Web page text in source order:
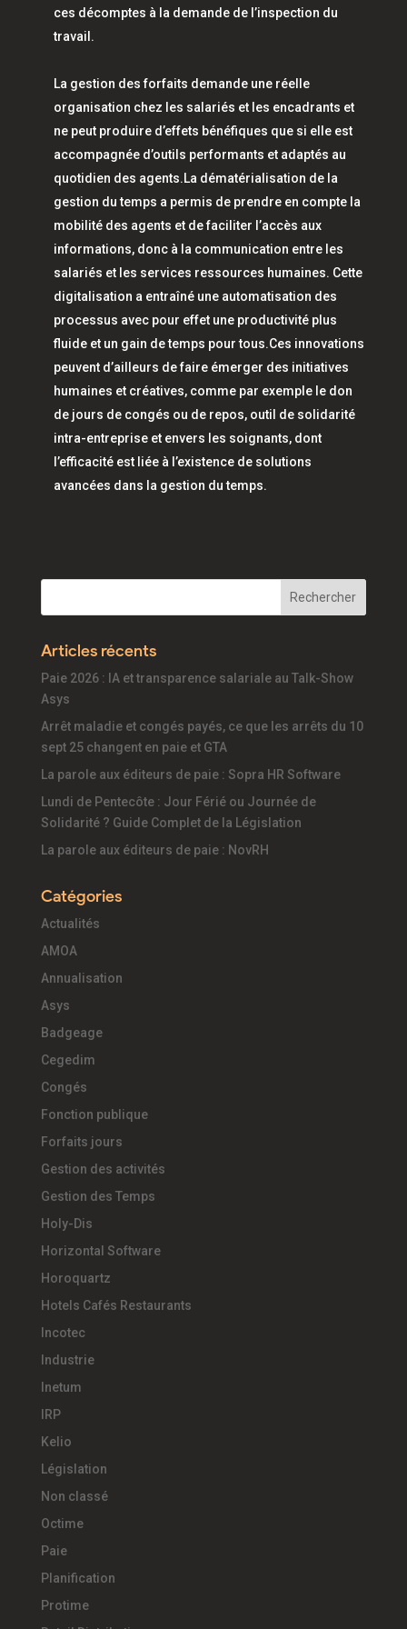
ces décomptes à la demande de l’inspection du
travail.
La gestion des forfaits demande une réelle
organisation chez les salariés et les encadrants et
ne peut produire d’effets bénéfiques que si elle est
accompagnée d’outils performants et adaptés au
quotidien des agents.La dématérialisation de la
gestion du temps a permis de prendre en compte la
mobilité des agents et de faciliter l’accès aux
informations, donc à la communication entre les
salariés et les services ressources humaines. Cette
digitalisation a entraîné une automatisation des
processus avec pour effet une productivité plus
fluide et un gain de temps pour tous.Ces innovations
peuvent d’ailleurs de faire émerger des initiatives
humaines et créatives, comme par exemple le don
de jours de congés ou de repos, outil de solidarité
intra-entreprise et envers les soignants, dont
l’efficacité est liée à l’existence de solutions
avancées dans la gestion du temps.
Articles récents
Paie 2026 : IA et transparence salariale au Talk-Show
Asys
Arrêt maladie et congés payés, ce que les arrêts du 10
sept 25 changent en paie et GTA
La parole aux éditeurs de paie : Sopra HR Software
Lundi de Pentecôte : Jour Férié ou Journée de
Solidarité ? Guide Complet de la Législation
La parole aux éditeurs de paie : NovRH
Catégories
Actualités
AMOA
Annualisation
Asys
Badgeage
Cegedim
Congés
Fonction publique
Forfaits jours
Gestion des activités
Gestion des Temps
Holy-Dis
Horizontal Software
Horoquartz
Hotels Cafés Restaurants
Incotec
Industrie
Inetum
IRP
Kelio
Législation
Non classé
Octime
Paie
Planification
Protime